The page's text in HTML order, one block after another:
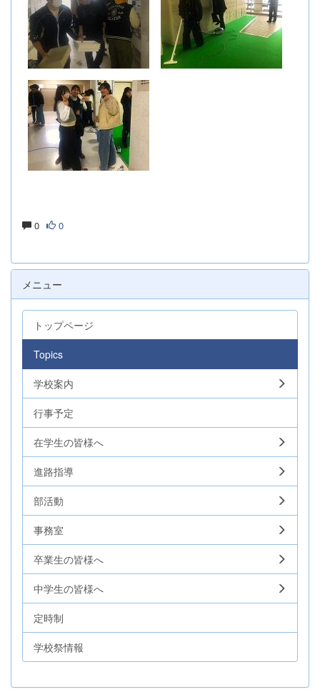
0 0
メニュー
トップページ
Topics
学校案内
行事予定
在学生の皆様へ
進路指導
部活動
事務室
卒業生の皆様へ
中学生の皆様へ
定時制
学校祭情報